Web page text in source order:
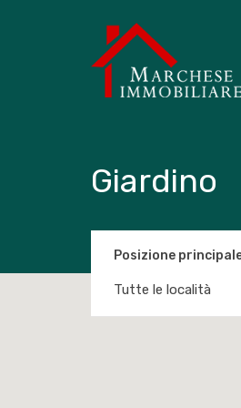
Giardino
Posizione
Tutte le località